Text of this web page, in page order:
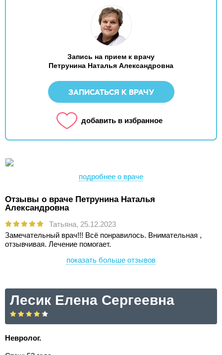
Запись на прием к врачу
Петрунина Наталья Александровна
ЗАПИСАТЬСЯ К ВРАЧУ
добавить в избранное
подробнее о враче
Отзывы о враче Петрунина Наталья
Александровна
Татьяна, 25.12.2023
Замечательный врач!!! Всё понравилось. Внимательная ,
отзывчивая. Лечение помогает.
показать больше отзывов
Лесик Елена Сергеевна
Невролог.